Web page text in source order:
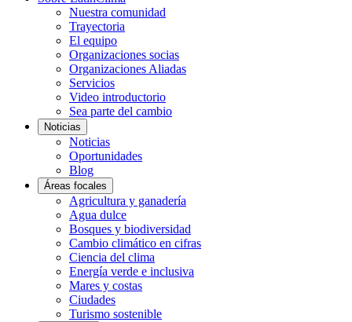
Nuestra comunidad
Trayectoria
El equipo
Organizaciones socias
Organizaciones Aliadas
Servicios
Video introductorio
Sea parte del cambio
Noticias
Noticias
Oportunidades
Blog
Áreas focales
Agricultura y ganadería
Agua dulce
Bosques y biodiversidad
Cambio climático en cifras
Ciencia del clima
Energía verde e inclusiva
Mares y costas
Ciudades
Turismo sostenible